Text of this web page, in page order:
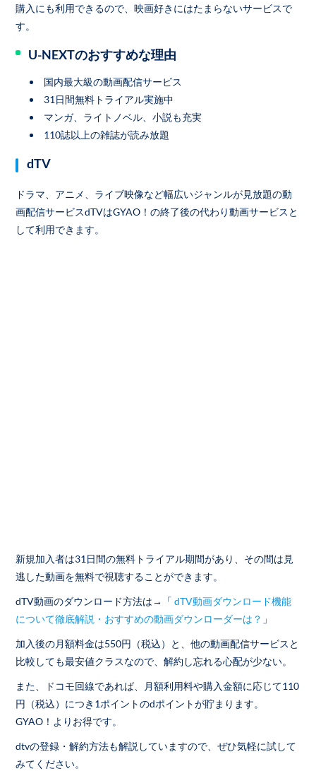
購入にも利用できるので、映画好きにはたまらないサービスで
す。
U-NEXTのおすすめな理由
国内最大級の動画配信サービス
31日間無料トライアル実施中
マンガ、ライトノベル、小説も充実
110誌以上の雑誌が読み放題
dTV
ドラマ、アニメ、ライブ映像など幅広いジャンルが見放題の動
画配信サービスdTVはGYAO！の終了後の代わり動画サービスと
して利用できます。
新規加入者は31日間の無料トライアル期間があり、その間は見
逃した動画を無料で視聴することができます。
dTV動画のダウンロード方法は→「 dTV動画ダウンロード機能
について徹底解説・おすすめの動画ダウンローダーは？ 」
加入後の月額料金は550円（税込）と、他の動画配信サービスと
比較しても最安値クラスなので、解約し忘れる心配が少ない。
また、ドコモ回線であれば、月額利用料や購入金額に応じて110
円（税込）につき1ポイントのdポイントが貯まります。
GYAO！よりお得です。
dtvの登録・解約方法も解説していますので、ぜひ気軽に試して
みてください。